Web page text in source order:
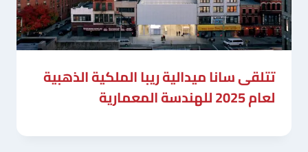
تتلقى سانا ميدالية ريبا الملكية الذهبية
لعام 2025 للهندسة المعمارية